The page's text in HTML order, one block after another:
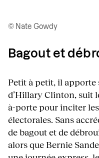
© Nate Gowdy
Bagout et
Petit à petit, il
d’Hillary Clinton, suit
à-porte pour inciter
électorales. Sans
de bagout et de
alors que Bernie